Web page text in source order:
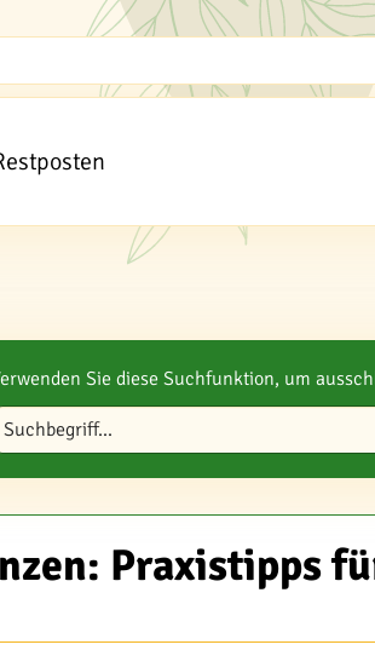
Sie diese Suchfunktion, um
durchsuchen
Praxistipps